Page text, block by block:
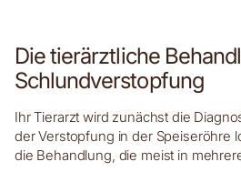
Die tierärztliche
Schlundverstopfung
Ihr Tierarzt wird zunächst die
der Verstopfung in der Speiseröhre
die Behandlung, die meist in